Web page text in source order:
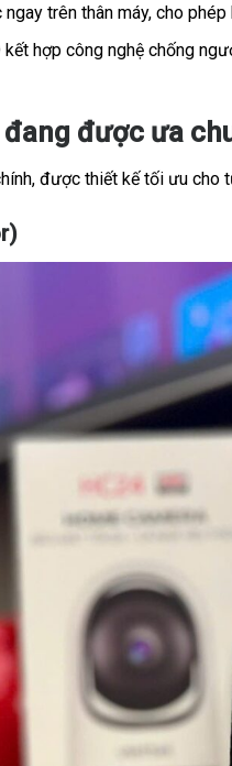
trên thân máy, cho
hợp công nghệ chống
được ưa
được thiết kế tối ưu